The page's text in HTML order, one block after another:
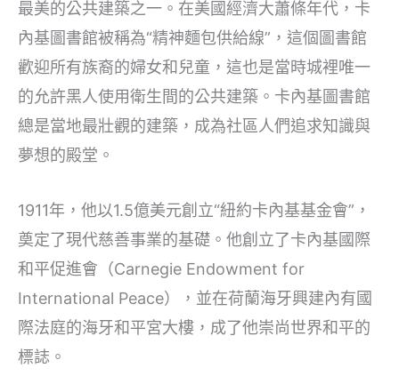
最美的公共建築之一。在美國經濟大蕭條年代，卡
內基圖書館被稱為“精神麵包供給線”，這個圖書館
歡迎所有族裔的婦女和兒童，這也是當時城裡唯一
的允許黑人使用衛生間的公共建築。卡內基圖書館
總是當地最壯觀的建築，成為社區人們追求知識與
夢想的殿堂。
1911年，他以1.5億美元創立“紐約卡內基基金會”，
奠定了現代慈善事業的基礎。他創立了卡內基國際
和平促進會（Carnegie Endowment for
International Peace），並在荷蘭海牙興建內有國
際法庭的海牙和平宮大樓，成了他崇尚世界和平的
標誌。